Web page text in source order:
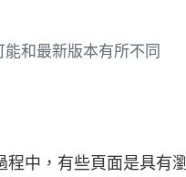
和最新版本有所不同
程中，有些頁面是具有瀏